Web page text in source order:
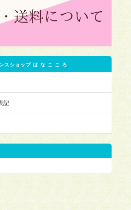
スショップ は な こ こ ろ
記